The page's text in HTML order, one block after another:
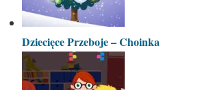
Dziecięce Przeboje – Choinka